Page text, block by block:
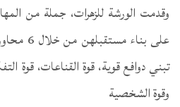
وقدمت الورشة للزهرات، جملة من
على
تبني دوافع قوية، قوة القناعات، قوة
وقوة الشخصية